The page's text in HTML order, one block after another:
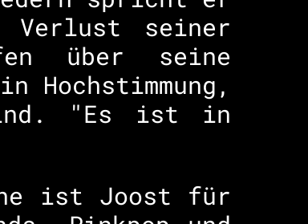
Verlust seiner
über seine
Hochstimmung,
"Es ist in
ist Joost für